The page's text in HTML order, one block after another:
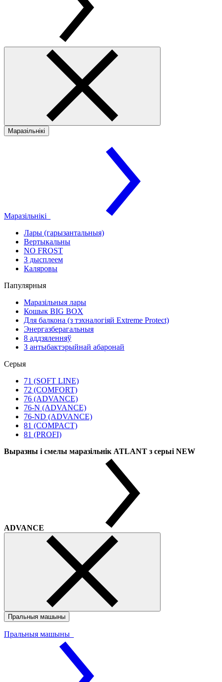
Маразільнікі
Маразільнікі
Лары (гарызантальныя)
Вертыкальны
NO FROST
З дысплеем
Каляровы
Папулярныя
Маразільныя лары
Кошык BIG BOX
Для балкона (з тэхналогіяй Extreme Protect)
Энергазберагальныя
8 аддзяленняў
З антыбактэрыйнай абаронай
Серыя
71 (SOFT LINE)
72 (COMFORT)
76 (ADVANCE)
76-N (ADVANCE)
76-ND (ADVANCE)
81 (COMPACT)
81 (PROFI)
Выразны і смелы маразільнік ATLANT з серыі NEW
ADVANCE
Пральныя машыны
Пральныя машыны